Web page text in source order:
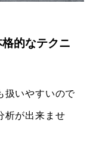
的なテクニ
扱いやすいので
析が出来ませ